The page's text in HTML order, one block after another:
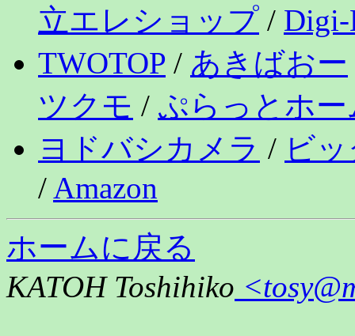
立エレショップ / Digi-
TWOTOP / あきばおー
ツクモ / ぷらっとホー
ヨドバシカメラ / ビ
/ Amazon
ホームに戻る
KATOH Toshihiko